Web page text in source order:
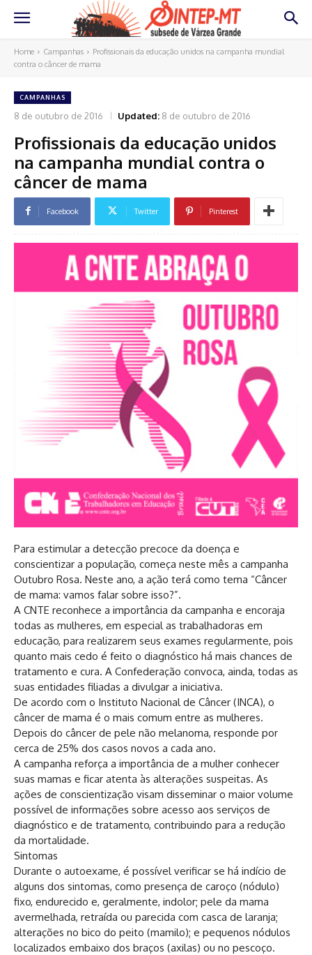
Home Campanhas
Profissionais da educação unidos na campanha mundial
contra o câncer de mama
CAMPANHAS
8 de outubro de 2016 Updated: 8 de outubro de 2016
Profissionais da educação unidos
na campanha mundial contra o
câncer de mama
Facebook Twitter Pinterest
Para estimular a detecção precoce da doença e
conscientizar a população, começa neste mês a campanha
Outubro Rosa. Neste ano, a ação terá como tema “Câncer
de mama: vamos falar sobre isso?”.
A CNTE reconhece a importância da campanha e encoraja
todas as mulheres, em especial as trabalhadoras em
educação, para realizarem seus exames regularmente, pois
quanto mais cedo é feito o diagnóstico há mais chances de
tratamento e cura. A Confederação convoca, ainda, todas as
suas entidades filiadas a divulgar a iniciativa.
De acordo com o Instituto Nacional de Câncer (INCA), o
câncer de mama é o mais comum entre as mulheres.
Depois do câncer de pele não melanoma, responde por
cerca de 25% dos casos novos a cada ano.
A campanha reforça a importância de a mulher conhecer
suas mamas e ficar atenta às alterações suspeitas. As
ações de conscientização visam disseminar o maior volume
possível de informações sobre acesso aos serviços de
diagnóstico e de tratamento, contribuindo para a redução
da mortalidade.
Sintomas
Durante o autoexame, é possível verificar se há indício de
alguns dos sintomas, como presença de caroço (nódulo)
fixo, endurecido e, geralmente, indolor; pele da mama
avermelhada, retraída ou parecida com casca de laranja;
alterações no bico do peito (mamilo); e pequenos nódulos
localizados embaixo dos braços (axilas) ou no pescoço.